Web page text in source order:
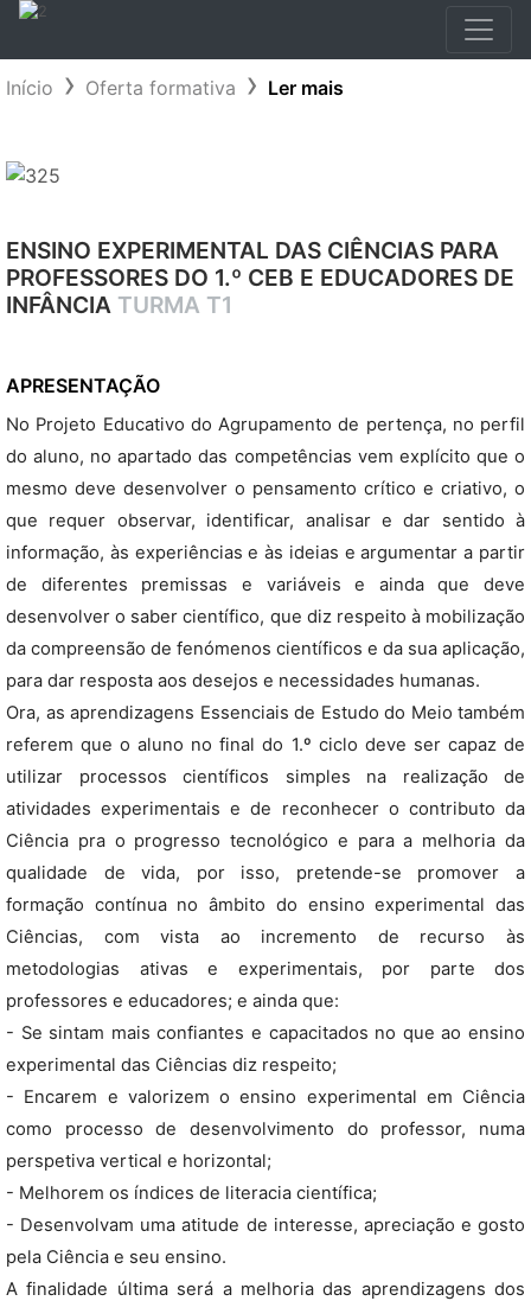
Início Oferta formativa Ler mais
ENSINO EXPERIMENTAL DAS CIÊNCIAS PARA
PROFESSORES DO 1.º CEB E EDUCADORES DE
INFÂNCIA TURMA T1
APRESENTAÇÃO
No Projeto Educativo do Agrupamento de pertença, no perfil
do aluno, no apartado das competências vem explícito que o
mesmo deve desenvolver o pensamento crítico e criativo, o
que requer observar, identificar, analisar e dar sentido à
informação, às experiências e às ideias e argumentar a partir
de diferentes premissas e variáveis e ainda que deve
desenvolver o saber científico, que diz respeito à mobilização
da compreensão de fenómenos científicos e da sua aplicação,
para dar resposta aos desejos e necessidades humanas.
Ora, as aprendizagens Essenciais de Estudo do Meio também
referem que o aluno no final do 1.º ciclo deve ser capaz de
utilizar processos científicos simples na realização de
atividades experimentais e de reconhecer o contributo da
Ciência pra o progresso tecnológico e para a melhoria da
qualidade de vida, por isso, pretende-se promover a
formação contínua no âmbito do ensino experimental das
Ciências, com vista ao incremento de recurso às
metodologias ativas e experimentais, por parte dos
professores e educadores; e ainda que:
- Se sintam mais confiantes e capacitados no que ao ensino
experimental das Ciências diz respeito;
- Encarem e valorizem o ensino experimental em Ciência
como processo de desenvolvimento do professor, numa
perspetiva vertical e horizontal;
- Melhorem os índices de literacia científica;
- Desenvolvam uma atitude de interesse, apreciação e gosto
pela Ciência e seu ensino.
A finalidade última será a melhoria das aprendizagens dos